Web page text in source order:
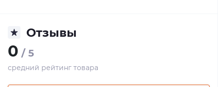
Отзывы
0 / 5
средний рейтинг товара